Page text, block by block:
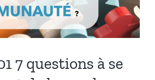
communauté
7 questions à se